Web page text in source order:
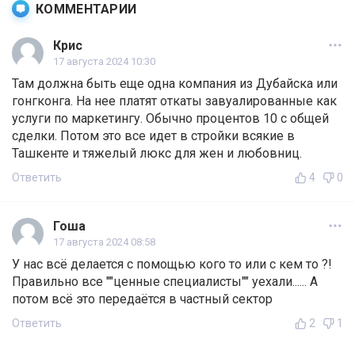
КОММЕНТАРИИ
Крис
17 августа 2024 10:30
Там должна быть еще одна компания из Дубайска или
гонгконга. На нее платят откаты завуалированные как
услуги по маркетингу. Обычно процентов 10 с общей
сделки. Потом это все идет в стройки всякие в
Ташкенте и тяжелый люкс для жен и любовниц.
Ответить 4 0
Гоша
17 августа 2024 08:58
У нас всё делается с помощью кого то или с кем то ?!
Правильно все ""ценные специалисты"" уехали...... А
потом всё это передаётся в частный сектор
Ответить 2 1